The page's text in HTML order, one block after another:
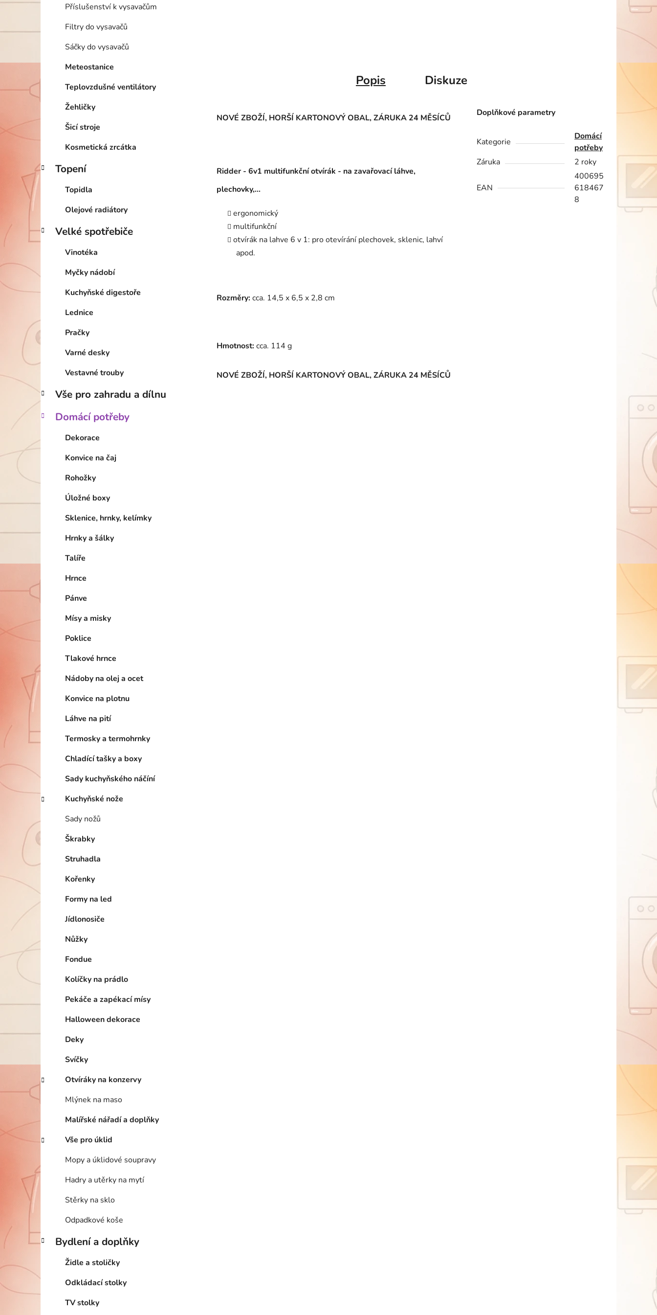
Příslušenství k vysavačům
Filtry do vysavačů
Sáčky do vysavačů
Meteostanice
Teplovzdušné ventilátory
Žehličky
Šicí stroje
Kosmetická zrcátka
Topení
Topidla
Olejové radiátory
Velké spotřebiče
Vinotéka
Myčky nádobí
Kuchyňské digestoře
Lednice
Pračky
Varné desky
Vestavné trouby
Vše pro zahradu a dílnu
Domácí potřeby
Dekorace
Konvice na čaj
Rohožky
Úložné boxy
Sklenice, hrnky, kelímky
Hrnky a šálky
Talíře
Hrnce
Pánve
Mísy a misky
Poklice
Tlakové hrnce
Nádoby na olej a ocet
Konvice na plotnu
Láhve na pití
Termosky a termohrnky
Chladící tašky a boxy
Sady kuchyňského náčíní
Kuchyňské nože
Sady nožů
Škrabky
Struhadla
Kořenky
Formy na led
Jídlonosiče
Nůžky
Fondue
Kolíčky na prádlo
Pekáče a zapékací mísy
Halloween dekorace
Deky
Svíčky
Otvíráky na konzervy
Mlýnek na maso
Malířské nářadí a doplňky
Vše pro úklid
Mopy a úklidové soupravy
Hadry a utěrky na mytí
Stěrky na sklo
Odpadkové koše
Bydlení a doplňky
Židle a stoličky
Odkládací stolky
TV stolky
Popis Diskuze
NOVÉ ZBOŽÍ, HORŠÍ KARTONOVÝ OBAL, ZÁRUKA 24 MĚSÍCŮ
Ridder - 6v1 multifunkční otvírák - na zavařovací láhve,
plechovky,...
ergonomický
multifunkční
otvírák na lahve 6 v 1: pro otevírání plechovek, sklenic, lahví
apod.
Rozměry:cca. 14,5 x 6,5 x 2,8 cm
Hmotnost:cca. 114 g
NOVÉ ZBOŽÍ, HORŠÍ KARTONOVÝ OBAL, ZÁRUKA 24 MĚSÍCŮ
Doplňkové parametry
Kategorie
Domácí
potřeby
Záruka
2 roky
EAN
400695
618467
8